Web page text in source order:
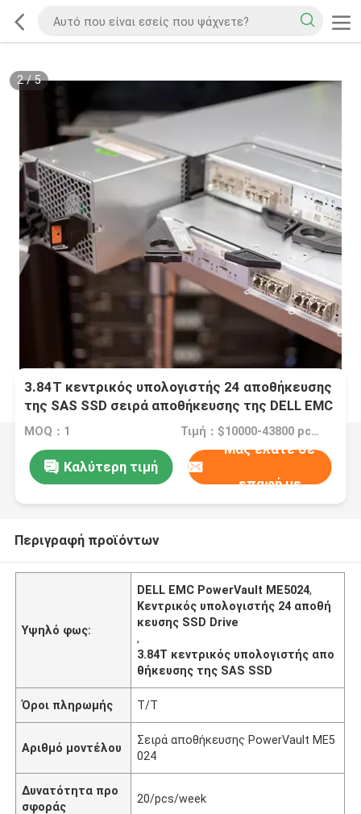
2/5
3.84T κεντρικός υπολογιστής 24 αποθήκευσης
της SAS SSD σειρά αποθήκευσης της DELL EMC
PowerVault ME5024 Drive
MOQ：1 Τιμή：$10000-43800 pcs Negotiable
Καλύτερη τιμή
Μας ελάτε σε
επαφή με
Περιγραφή προϊόντων
Υψηλό φως:
DELL EMC PowerVault ME5024,
Κεντρικός υπολογιστής 24 αποθή
κευσης SSD Drive
,
3.84T κεντρικός υπολογιστής απο
θήκευσης της SAS SSD
Όροι πληρωμής T/T
Αριθμό μοντέλου
Σειρά αποθήκευσης PowerVault ME5
024
Δυνατότητα προ
σφοράς
20/pcs/week